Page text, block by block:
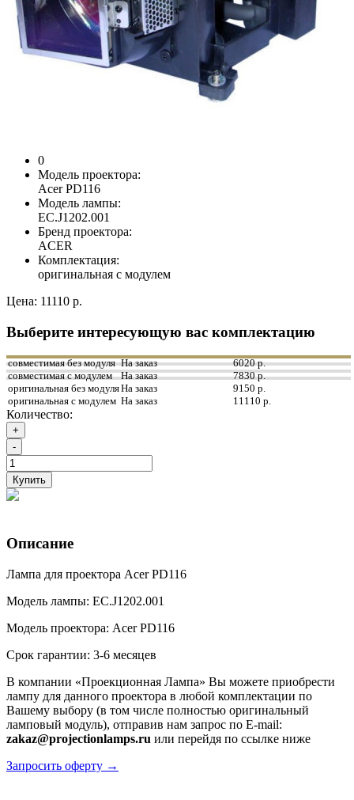
0
Модель проектора:
Acer PD116
Модель лампы:
EC.J1202.001
Бренд проектора:
ACER
Комплектация:
оригинальная с модулем
Цена: 11110 р.
Выберите интересующую вас комплектацию
совместимая без модуля На заказ
6020 р.
совместимая с модулем
На заказ
7830 р.
оригинальная без модуляНа заказ
9150 р.
оригинальная с модулем На заказ 11110 р.
Количество:
+
-
Купить
Описание
Лампа для проектора Acer PD116
Модель лампы: EC.J1202.001
Модель проектора: Acer PD116
Срок гарантии: 3-6 месяцев
В компании «Проекционная Лампа» Вы можете приобрести
лампу для данного проектора в любой комплектации по
Вашему выбору (в том числе полностью оригинальный
ламповый модуль), отправив нам запрос по E-mail:
zakaz@projectionlamps.ru или перейдя по ссылке ниже
Запросить оферту →